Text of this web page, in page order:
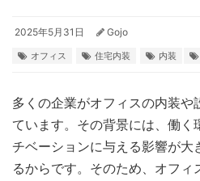
2025年5月31日 Gojo
オフィス 住宅内装 内装
多くの企業がオフィスの内装や
ています。 その背景には、働く
チベーションに与える影響が大
るからです。そのため、オフ